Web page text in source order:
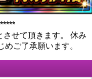
せて頂きます。 休み
ご了承願います。